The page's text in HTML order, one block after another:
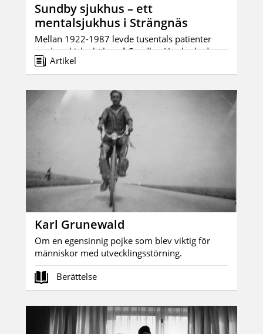
Sundby sjukhus – ett
mentalsjukhus i Strängnäs
Mellan 1922-1987 levde tusentals patienter
med psykisk ohälsa på Sundby. Hur hade de
det?Artikel
Karl Grunewald
Om en egensinnig pojke som blev viktig för
människor med utvecklingsstörning.
Berättelse